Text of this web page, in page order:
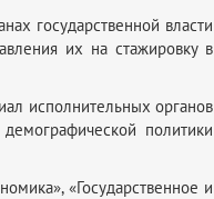
государственной власти
их на стажировку в
исполнительных органов
политики
«Государственное и